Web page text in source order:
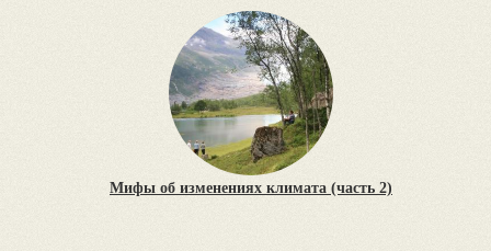
Мифы об изменениях климата (часть 2)